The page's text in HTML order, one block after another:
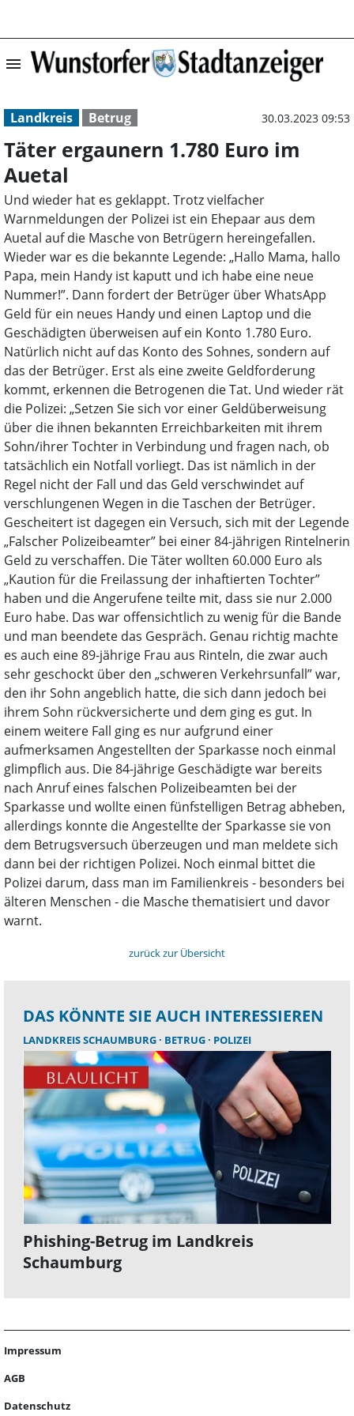
menu Täter
Landkreis Betrug 30.03.2023 09:53
Täter ergaunern 1.780 Euro im
Auetal
Und wieder hat es geklappt. Trotz vielfacher
Warnmeldungen der Polizei ist ein Ehepaar aus dem
Auetal auf die Masche von Betrügern hereingefallen.
Wieder war es die bekannte Legende: „Hallo Mama, hallo
Papa, mein Handy ist kaputt und ich habe eine neue
Nummer!”. Dann fordert der Betrüger über WhatsApp
Geld für ein neues Handy und einen Laptop und die
Geschädigten überweisen auf ein Konto 1.780 Euro.
Natürlich nicht auf das Konto des Sohnes, sondern auf
das der Betrüger. Erst als eine zweite Geldforderung
kommt, erkennen die Betrogenen die Tat. Und wieder rät
die Polizei: „Setzen Sie sich vor einer Geldüberweisung
über die ihnen bekannten Erreichbarkeiten mit ihrem
Sohn/ihrer Tochter in Verbindung und fragen nach, ob
tatsächlich ein Notfall vorliegt. Das ist nämlich in der
Regel nicht der Fall und das Geld verschwindet auf
verschlungenen Wegen in die Taschen der Betrüger.
Gescheitert ist dagegen ein Versuch, sich mit der Legende
„Falscher Polizeibeamter” bei einer 84-jährigen Rintelnerin
Geld zu verschaffen. Die Täter wollten 60.000 Euro als
„Kaution für die Freilassung der inhaftierten Tochter”
haben und die Angerufene teilte mit, dass sie nur 2.000
Euro habe. Das war offensichtlich zu wenig für die Bande
und man beendete das Gespräch. Genau richtig machte
es auch eine 89-jährige Frau aus Rinteln, die zwar auch
sehr geschockt über den „schweren Verkehrsunfall” war,
den ihr Sohn angeblich hatte, die sich dann jedoch bei
ihrem Sohn rückversicherte und dem ging es gut. In
einem weitere Fall ging es nur aufgrund einer
aufmerksamen Angestellten der Sparkasse noch einmal
glimpflich aus. Die 84-jährige Geschädigte war bereits
nach Anruf eines falschen Polizeibeamten bei der
Sparkasse und wollte einen fünfstelligen Betrag abheben,
allerdings konnte die Angestellte der Sparkasse sie von
dem Betrugsversuch überzeugen und man meldete sich
dann bei der richtigen Polizei. Noch einmal bittet die
Polizei darum, dass man im Familienkreis - besonders bei
älteren Menschen - die Masche thematisiert und davor
warnt.
zurück zur Übersicht
DAS KÖNNTE SIE AUCH INTERESSIEREN
LANDKREIS SCHAUMBURG BETRUG POLIZEI
Phishing-Betrug im Landkreis
Schaumburg
Impressum
AGB
Datenschutz